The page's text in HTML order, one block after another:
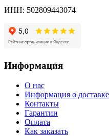
ИНН: 502809443074
Информация
О нас
Информация о доставке
Контакты
Гарантии
Оплата
Как заказать